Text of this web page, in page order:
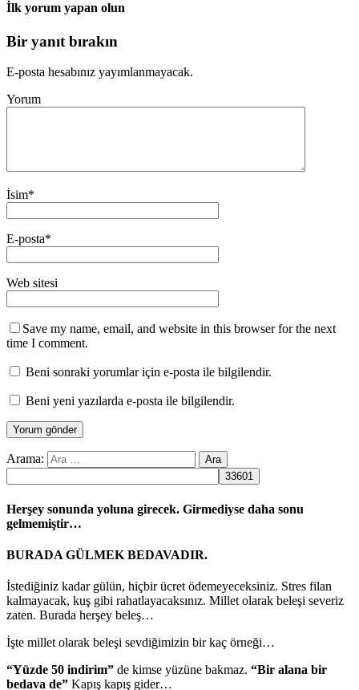
İlk yorum yapan olun
Bir yanıt bırakın
E-posta hesabınız yayımlanmayacak.
Yorum
İsim*
E-posta*
Web sitesi
Save my name, email, and website in this browser for the next
time I comment.
Beni sonraki yorumlar için e-posta ile bilgilendir.
Beni yeni yazılarda e-posta ile bilgilendir.
Arama:
Herşey sonunda yoluna girecek. Girmediyse daha sonu
gelmemiştir…
BURADA GÜLMEK BEDAVADIR.
İstediğiniz kadar gülün, hiçbir ücret ödemeyeceksiniz. Stres filan
kalmayacak, kuş gibi rahatlayacaksınız. Millet olarak beleşi severiz
zaten. Burada herşey beleş…
İşte millet olarak beleşi sevdiğimizin bir kaç örneği…
“Yüzde 50 indirim” de kimse yüzüne bakmaz. “Bir alana bir
bedava de” Kapış kapış gider…